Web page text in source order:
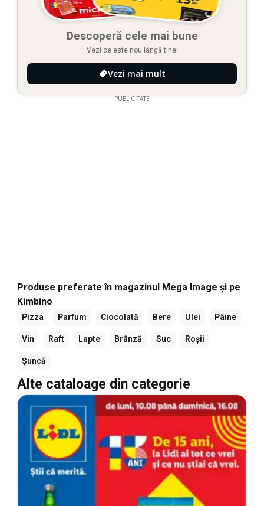
Descoperă cele mai bune
Vezi ce este nou lângă tine!
Vezi mai mult
PUBLICITATE
Produse preferate în magazinul Mega Image și pe
Kimbino
Pizza Parfum Ciocolată Bere Ulei Pâine
Vin Raft Lapte Brânză Suc Roșii
Șuncă
Alte cataloage din categorie